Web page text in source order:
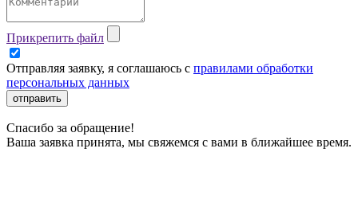
Прикрепить файл
Отправляя заявку, я соглашаюсь с правилами обработки
персональных данных
отправить
Спасибо за обращение!
Ваша заявка принята, мы свяжемся с вами в ближайшее время.